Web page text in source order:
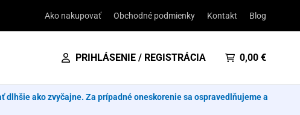
Ako nakupovať Obchodné podmienky Kontakt Blog
PRIHLÁSENIE / REGISTRÁCIA 0,00 €
ako zvyčajne. Za prípadné oneskorenie sa ospravedlňujeme a